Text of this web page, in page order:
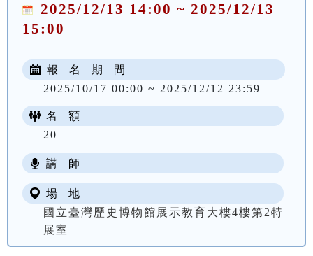
2025/12/13 14:00 ~ 2025/12/13
15:00
報 名 期 間
2025/10/17 00:00 ~ 2025/12/12 23:59
名 額
20
講 師
場 地
國立臺灣歷史博物館展示教育大樓4樓第2特
展室